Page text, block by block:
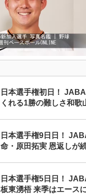
日本選手権初日！
くれる1勝の難しさ和
日本選手権9日日！
命・原田拓実 恩返しが
日本選手権5日日！
板東湧梧 来季はエースに